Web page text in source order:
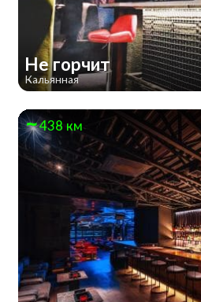
Не горчит
Кальянная
438 км